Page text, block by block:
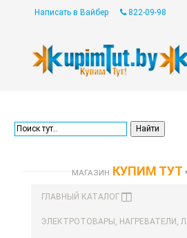
Написать в Вайбер 822-09-98
МАГАЗИН КУПИМ ТУТ
ГЛАВНЫЙ КАТАЛОГ
ЭЛЕКТРОТОВАРЫ, НАГРЕВАТЕЛИ,